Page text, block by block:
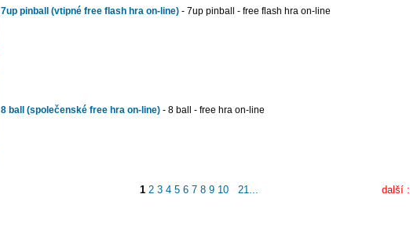
7up pinball (vtipné free flash hra on-line) - 7up pinball - free flash hra on-line
8 ball (společenské free hra on-line) - 8 ball - free hra on-line
1 2 3 4 5 6 7 8 9 10 21... další :